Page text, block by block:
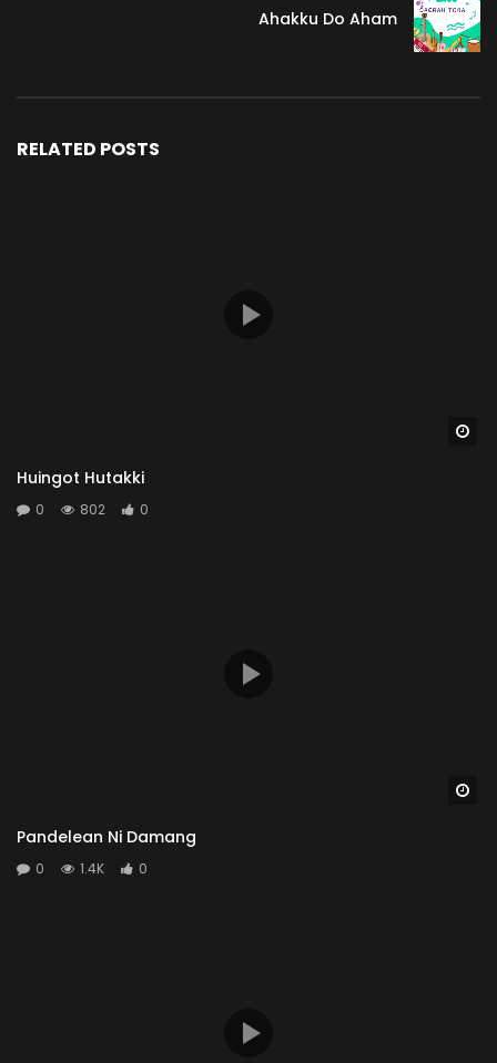
Ahakku Do Aham
RELATED POSTS
Huingot Hutakki
0 802 0
Pandelean Ni Damang
0 1.4K 0